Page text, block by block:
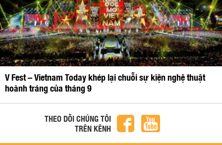
V Fest – Vietnam Today khép lại chuỗi sự kiện nghệ thuật
hoành tráng của tháng 9
THEO DÕI CHÚNG TÔI
TRÊN KÊNH